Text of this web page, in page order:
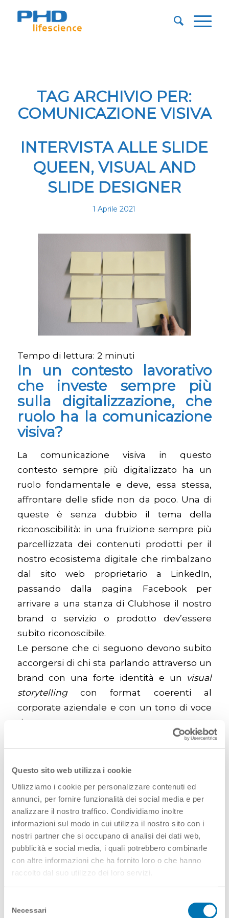
Questo sito web utilizza i cookie
Utilizziamo i cookie per personalizzare contenuti ed
annunci, per fornire funzionalità dei social media e per
analizzare il nostro traffico. Condividiamo inoltre
informazioni sul modo in cui utilizza il nostro sito con i
nostri partner che si occupano di analisi dei dati web,
pubblicità e social media, i quali potrebbero combinarle
con altre informazioni che ha fornito loro o che hanno
raccolto dal suo utilizzo dei loro servizi.
delNecessari
TAG ARCHIVIO PER:
COMUNICAZIONE VISIVA
INTERVISTA ALLE SLIDE
QUEEN, VISUAL AND
SLIDE DESIGNER
1 Aprile 2021
Tempo di lettura: 2 minuti
In un contesto lavorativo
che investe sempre più
sulla digitalizzazione, che
ruolo ha la comunicazione
visiva?
La comunicazione visiva in questo
contesto sempre più digitalizzato ha un
ruolo fondamentale e deve, essa stessa,
affrontare delle sfide non da poco. Una di
queste è senza dubbio il tema della
riconoscibilità: in una fruizione sempre più
parcellizzata dei contenuti prodotti per il
nostro ecosistema digitale che rimbalzano
dal sito web proprietario a LinkedIn,
passando dalla pagina Facebook per
arrivare a una stanza di Clubhose il nostro
brand o servizio o prodotto dev’essere
subito riconoscibile.
Le persone che ci seguono devono subito
accorgersi di chi sta parlando attraverso un
brand con una forte identità e un visual
storytellingcon format coerenti al
corporate aziendale e con un tono di voce
rigoroso.
Capacità di organizzare il
pensiero e renderlo visuale:
dote innata o skill da
affinare?
Crediamo che sia una skill da affinare,
senza ombra di dubbio; imparare a leggere
studiare sui banchi di scuola, purtroppo